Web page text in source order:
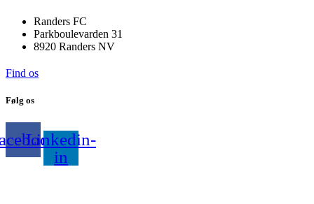
Randers FC
Parkboulevarden 31
8920 Randers NV
Find os
Følg os
Linkedin-
in